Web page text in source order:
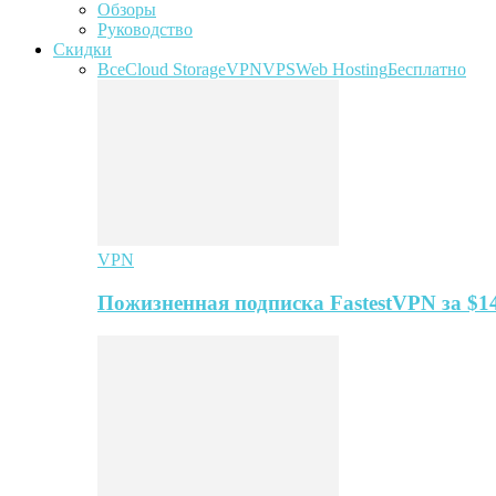
Обзоры
Руководство
Скидки
ВсеCloud StorageVPNVPSWeb HostingБесплатно
VPN
Пожизненная подписка FastestVPN за